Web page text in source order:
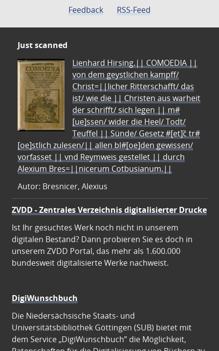
Feedback
RSS-Feed
Just scanned
Lienhard Hirsing.|| COMOEDIA ||
von dem geystlichen kampff/
Christ=||licher Ritterschafft/ das
ist/ wie die || Christen aus warheit
der schrifft/ sich legen || m#
[ue]ssen/ wider die Heel/ Todt/
Teuffel || Sünde/ Gesetz #[et]c̃ tr#
[oe]stlich zulesen/|| allen bl#[oe]den gewissen/
vorfasset || vnd Reymweis gestellet || durch
Alexium Bres=||nicerum Cotbusianum.||
Autor: Bresnicer, Alexius
ZVDD - Zentrales Verzeichnis digitalisierter Drucke
Ist Ihr gesuchtes Werk noch nicht in unserem
digitalen Bestand? Dann probieren Sie es doch in
unserem ZVDD Portal, das mehr als 1.600.000
bundesweit digitalisierte Werke nachweist.
DigiWunschbuch
Die Niedersächsische Staats- und
Universitätsbibliothek Göttingen (SUB) bietet mit
dem Service „DigiWunschbuch” die Möglichkeit,